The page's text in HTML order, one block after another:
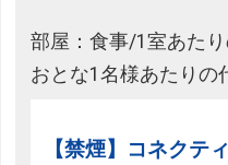
部屋：食事/1室あた
おとな1名様あたりの
【禁煙】コネクテ